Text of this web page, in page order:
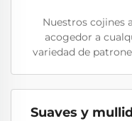
Nuestros cojines
acogedor a
variedad de
Suaves y